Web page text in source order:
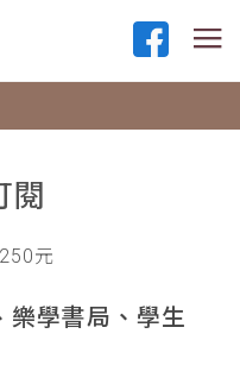
閱
元
樂學書局、學生